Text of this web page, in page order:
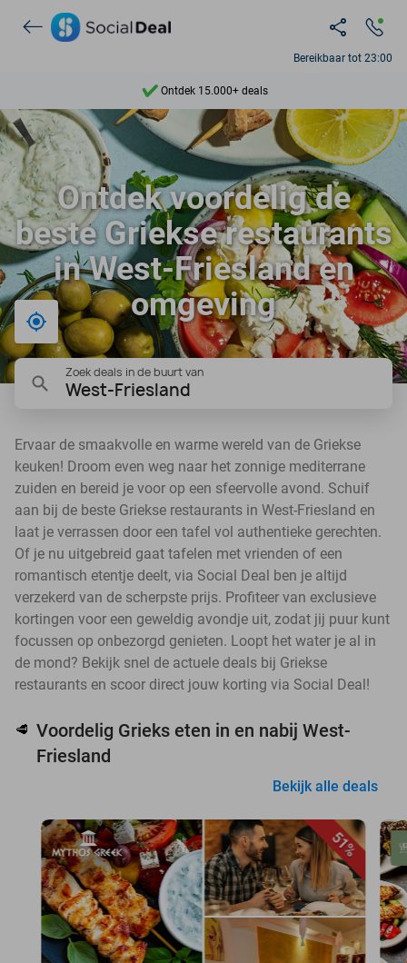
Bereikbaar tot 23:00
Ontdek 15.000+ deals
7 dagen per week beschikbaar
10+ miljoen leden
9,4
Ontdek 15.000+ deals
Ontdek voordelig de
beste Griekse restaurants
in West-Friesland en
omgeving
Bij mij in de buurt
Zoek deals in de buurt van
West-Friesland
Ervaar de smaakvolle en warme wereld van de Griekse
keuken! Droom even weg naar het zonnige mediterrane
zuiden en bereid je voor op een sfeervolle avond. Schuif
aan bij de beste Griekse restaurants in West-Friesland en
laat je verrassen door een tafel vol authentieke gerechten.
Of je nu uitgebreid gaat tafelen met vrienden of een
romantisch etentje deelt, via Social Deal ben je altijd
verzekerd van de scherpste prijs. Profiteer van exclusieve
kortingen voor een geweldig avondje uit, zodat jij puur kunt
focussen op onbezorgd genieten. Loopt het water je al in
de mond? Bekijk snel de actuele deals bij Griekse
restaurants en scoor direct jouw korting via Social Deal!
🥩 Voordelig Grieks eten in en nabij West-
Friesland
Bekijk alle deals
51%